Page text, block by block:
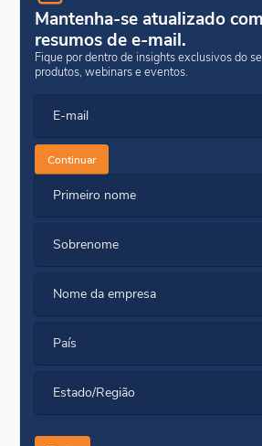
Mantenha-se atualizado
resumos de e-mail.
Fique por dentro de insights exclusivos do
produtos, webinars e eventos.
E-mail
Continuar
Primeiro nome
Sobrenome
Nome da empresa
País
Estado/Região